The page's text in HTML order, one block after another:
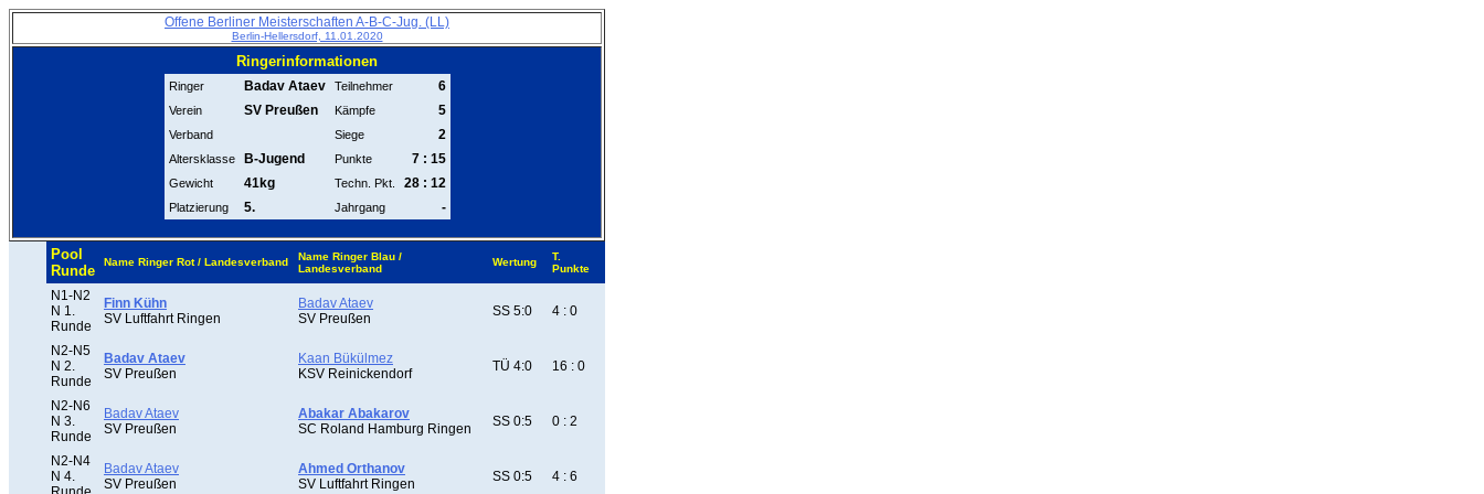
Offene Berliner Meisterschaften A-B-C-Jug. (LL)
Berlin-Hellersdorf, 11.01.2020
Ringerinformationen
Ringer Badav Ataev Teilnehmer 6
Verein SV Preußen Kämpfe 5
Verband Siege 2
Altersklasse B-Jugend Punkte 7 : 15
Gewicht 41kg Techn. Pkt. 28 : 12
Platzierung 5. Jahrgang -
Pool
Runde
Name Ringer Rot / Landesverband
Name Ringer Blau /
Landesverband
Wertung
T.
Punkte
N1-N2
N 1.
Runde
Finn Kühn
SV Luftfahrt Ringen
Badav Ataev
SV Preußen
SS 5:0 4 : 0
N2-N5
N 2.
Runde
Badav Ataev
SV Preußen
Kaan Bükülmez
KSV Reinickendorf
TÜ 4:0 16 : 0
N2-N6
N 3.
Runde
Badav Ataev
SV Preußen
Abakar Abakarov
SC Roland Hamburg Ringen
SS 0:5 0 : 2
N2-N4
N 4.
Badav Ataev
SV Preußen
Ahmed Orthanov
SV Luftfahrt Ringen
SS 0:5 4 : 6